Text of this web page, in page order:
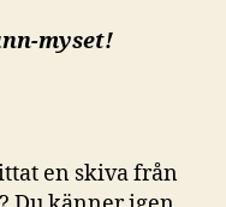
myset!
en skiva från